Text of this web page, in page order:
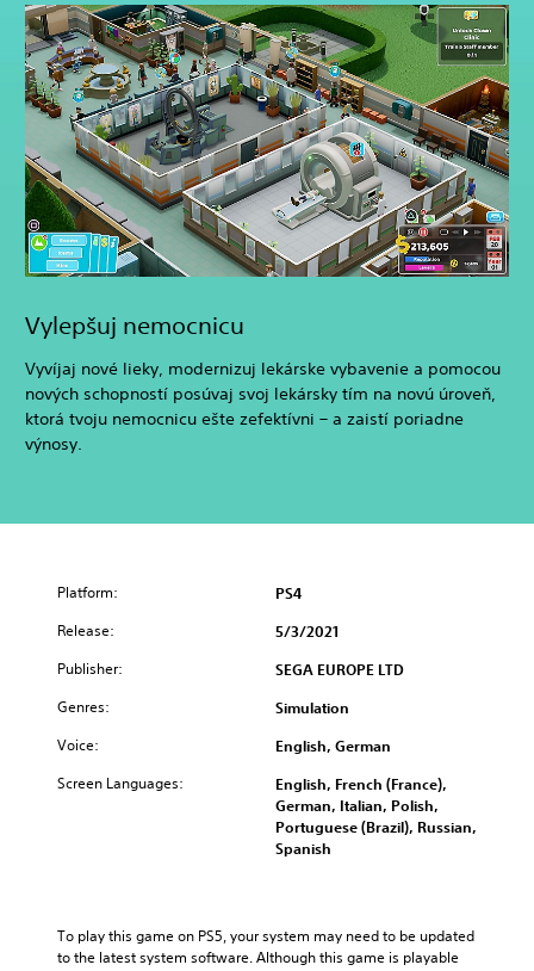
Vylepšuj nemocnicu
Vyvíjaj nové lieky, modernizuj lekárske vybavenie a pomocou
nových schopností posúvaj svoj lekársky tím na novú úroveň,
ktorá tvoju nemocnicu ešte zefektívni – a zaistí poriadne
výnosy.
Platform: PS4
Release: 5/3/2021
Publisher: SEGA EUROPE LTD
Genres: Simulation
Voice: English, German
Screen Languages:
English, French (France),
German, Italian, Polish,
Portuguese (Brazil), Russian,
Spanish
To play this game on PS5, your system may need to be updated
to the latest system software. Although this game is playable